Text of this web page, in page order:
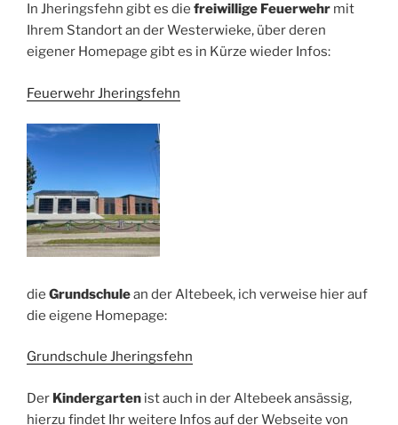
In Jheringsfehn gibt es die freiwillige Feuerwehr mit
Ihrem Standort an der Westerwieke, über deren
eigener Homepage gibt es in Kürze wieder Infos:
Feuerwehr Jheringsfehn
die Grundschulean der Altebeek, ich verweise hier auf
die eigene Homepage:
Grundschule Jheringsfehn
Der Kindergarten ist auch in der Altebeek ansässig,
hierzu findet Ihr weitere Infos auf der Webseite von